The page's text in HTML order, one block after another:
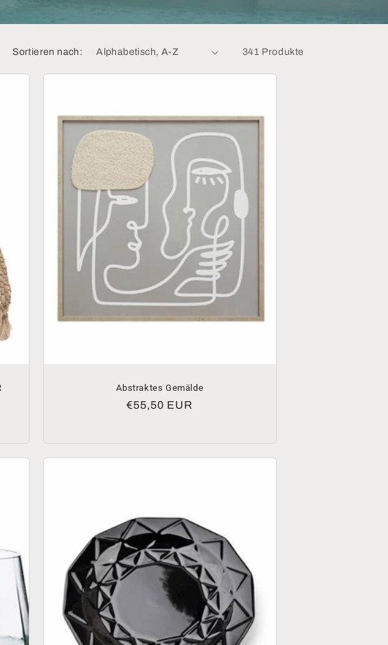
Sortieren nach: 341 Produkte
Abstraktes Gemälde
Normaler
€55,50 EUR